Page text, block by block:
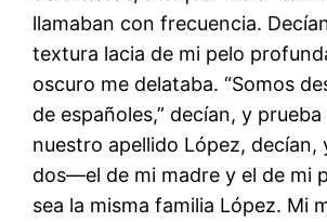
llamaban con frecuencia.
textura lacia de mi pelo
oscuro me delataba. “Somos
de españoles,” decían, y
nuestro apellido López, decían,
dos—el de mi madre y el de mi
sea la misma familia López. Mi